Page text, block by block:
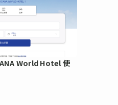
World Hotel 使